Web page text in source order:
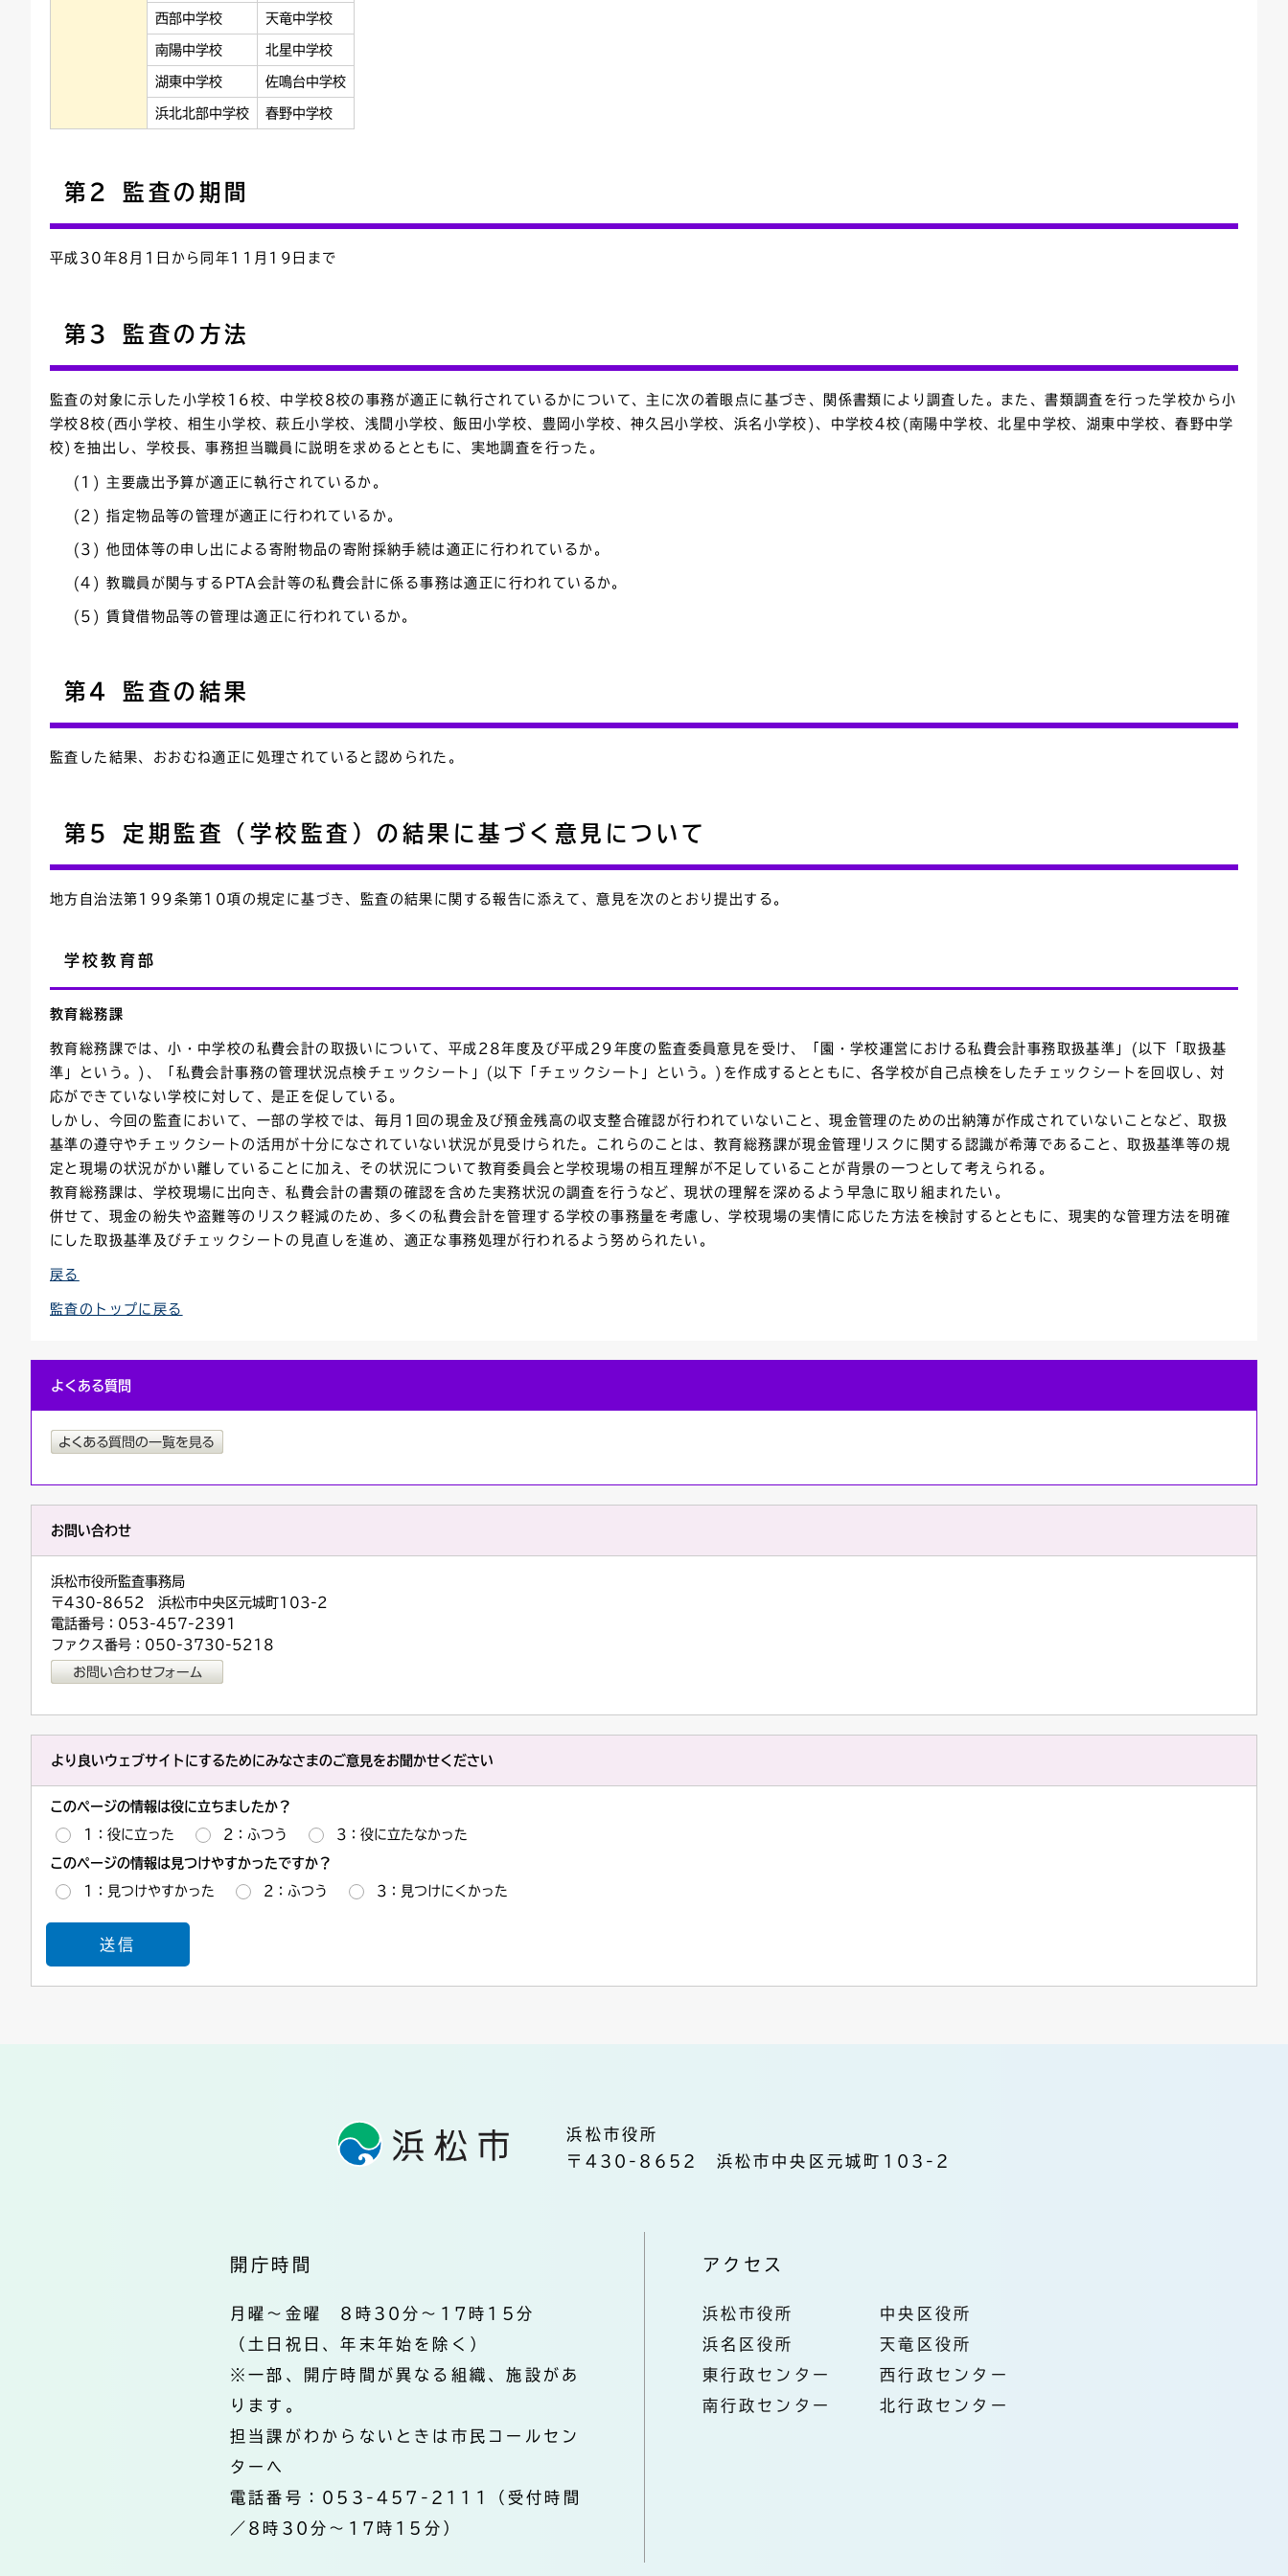
西部中学校 天竜中学校
南陽中学校 北星中学校
湖東中学校 佐鳴台中学校
浜北北部中学校 春野中学校
第2 監査の期間
平成30年8月1日から同年11月19日まで
第3 監査の方法
監査の対象に示した小学校16校、中学校8校の事務が適正に執行されているかについて、主に次の着眼点に基づき、関係書類により調査した。また、書類調査を行った学校から小
学校8校(西小学校、相生小学校、萩丘小学校、浅間小学校、飯田小学校、豊岡小学校、神久呂小学校、浜名小学校)、中学校4校(南陽中学校、北星中学校、湖東中学校、春野中学
校)を抽出し、学校長、事務担当職員に説明を求めるとともに、実地調査を行った。
(1) 主要歳出予算が適正に執行されているか。
(2) 指定物品等の管理が適正に行われているか。
(3) 他団体等の申し出による寄附物品の寄附採納手続は適正に行われているか。
(4) 教職員が関与するPTA会計等の私費会計に係る事務は適正に行われているか。
(5) 賃貸借物品等の管理は適正に行われているか。
第4 監査の結果
監査した結果、おおむね適正に処理されていると認められた。
第5 定期監査（学校監査）の結果に基づく意見について
地方自治法第199条第10項の規定に基づき、監査の結果に関する報告に添えて、意見を次のとおり提出する。
学校教育部
教育総務課
教育総務課では、小・中学校の私費会計の取扱いについて、平成28年度及び平成29年度の監査委員意見を受け、「園・学校運営における私費会計事務取扱基準」(以下「取扱基
準」という。)、「私費会計事務の管理状況点検チェックシート」(以下「チェックシート」という。)を作成するとともに、各学校が自己点検をしたチェックシートを回収し、対
応ができていない学校に対して、是正を促している。
しかし、今回の監査において、一部の学校では、毎月1回の現金及び預金残高の収支整合確認が行われていないこと、現金管理のための出納簿が作成されていないことなど、取扱
基準の遵守やチェックシートの活用が十分になされていない状況が見受けられた。これらのことは、教育総務課が現金管理リスクに関する認識が希薄であること、取扱基準等の規
定と現場の状況がかい離していることに加え、その状況について教育委員会と学校現場の相互理解が不足していることが背景の一つとして考えられる。
教育総務課は、学校現場に出向き、私費会計の書類の確認を含めた実務状況の調査を行うなど、現状の理解を深めるよう早急に取り組まれたい。
併せて、現金の紛失や盗難等のリスク軽減のため、多くの私費会計を管理する学校の事務量を考慮し、学校現場の実情に応じた方法を検討するとともに、現実的な管理方法を明確
にした取扱基準及びチェックシートの見直しを進め、適正な事務処理が行われるよう努められたい。
戻る
監査のトップに戻る
よくある質問
お問い合わせ
浜松市役所監査事務局
〒430-8652 浜松市中央区元城町103-2
電話番号：053-457-2391
ファクス番号：050-3730-5218
より良いウェブサイトにするためにみなさまのご意見をお聞かせください
このページの情報は役に立ちましたか？
1：役に立った 2：ふつう 3：役に立たなかった
このページの情報は見つけやすかったですか？
1：見つけやすかった 2：ふつう 3：見つけにくかった
浜松市役所
〒430-8652 浜松市中央区元城町103-2
開庁時間
月曜～金曜 8時30分～17時15分
（土日祝日、年末年始を除く）
※一部、開庁時間が異なる組織、施設があ
ります。
担当課がわからないときは市民コールセン
ターへ
電話番号：053-457-2111（受付時間
／8時30分～17時15分）
アクセス
浜松市役所
中央区役所
浜名区役所
天竜区役所
東行政センター
西行政センター
南行政センター
北行政センター